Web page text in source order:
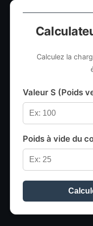
Calculez la
Valeur S (Poids
Poids à vide du